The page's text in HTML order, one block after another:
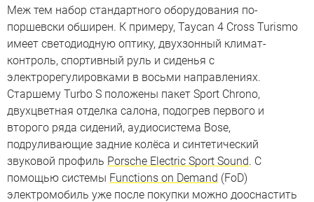
Меж тем набор стандартного оборудования по-
поршевски обширен. К примеру, Taycan 4 Cross Turismo
имеет светодиодную оптику, двухзонный климат-
контроль, спортивный руль и сиденья с
электрорегулировками в восьми направлениях.
Старшему Turbo S положены пакет Sport Chrono,
двухцветная отделка салона, подогрев первого и
второго ряда сидений, аудиосистема Bose,
подруливающие задние колёса и синтетический
звуковой профиль Porsche Electric Sport Sound. С
помощью системы Functions on Demand (FoD)
электромобиль уже после покупки можно дооснастить